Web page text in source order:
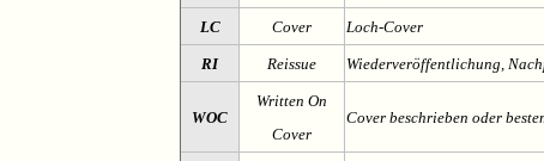
LC Cover Loch-Cover
RI Reissue Wiederveröffentlichung,
WOC
Written On
Cover
Cover beschrieben oder